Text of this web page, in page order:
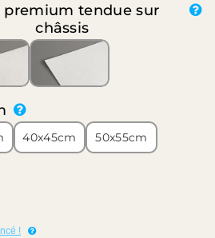
premium tendue sur
châssis
40x45cm 50x55cm
!